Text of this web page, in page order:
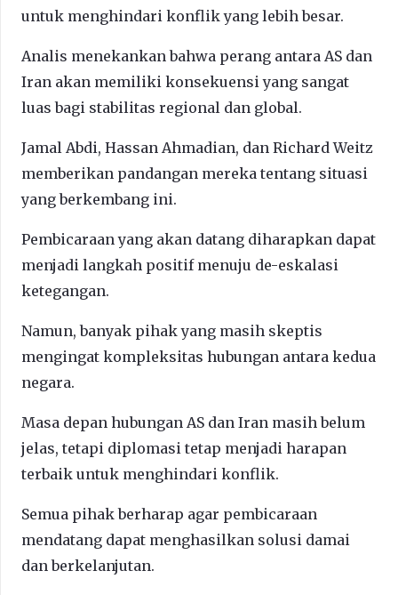
untuk menghindari konflik yang lebih besar.
Analis menekankan bahwa perang antara AS dan
Iran akan memiliki konsekuensi yang sangat
luas bagi stabilitas regional dan global.
Jamal Abdi, Hassan Ahmadian, dan Richard Weitz
memberikan pandangan mereka tentang situasi
yang berkembang ini.
Pembicaraan yang akan datang diharapkan dapat
menjadi langkah positif menuju de-eskalasi
ketegangan.
Namun, banyak pihak yang masih skeptis
mengingat kompleksitas hubungan antara kedua
negara.
Masa depan hubungan AS dan Iran masih belum
jelas, tetapi diplomasi tetap menjadi harapan
terbaik untuk menghindari konflik.
Semua pihak berharap agar pembicaraan
mendatang dapat menghasilkan solusi damai
dan berkelanjutan.